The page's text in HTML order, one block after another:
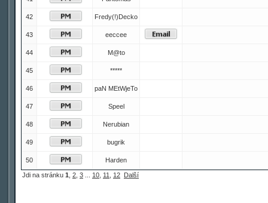
42 Fredy(!)Decko
43 eeccee
44 M@to
45 *****
46 paN MEtWjeTo
47 Speel
48 Nerubian
49 bugrik
50 Harden
Jdi na stránku 1 2 3 10 11 12 Další